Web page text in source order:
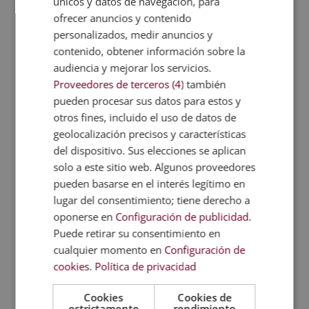
Del mismo modo, si la farmacia ofrece servicios de
óptica o trabaja en colaboración con un
establecimiento de óptica adyacente, contar con un
técnico auxiliar de óptica formado específicamente
marca una diferencia tangible en lacalidad del
asesoramiento y la fidelización del cliente
perfiles, el auxiliar de farmacia y el auxiliar de
óptica, son hoy figuras con alta demanda en el
sector y con posibilidades reales de desarrollo
profesional.
Formación especializada: el punto de partida
para todo el equipo
Tanto si eres el farmacéutico que quiere abrir su
propio establecimiento como si eres una persona
que quiere incorporarse al sector sanitario en un
rol técnico, la formación es el primer paso. Nuestro
programa en Técnico Auxiliar de Farmacia y Técnico
Auxiliar de Ópticaprepara a los estudiantes para
saber cómo desempeñar funciones reales: gestión
de medicamentos, atención al paciente, manejo de
ofrecer anuncios y contenido
personalizados, medir anuncios y
contenido, obtener información sobre la
audiencia y mejorar los servicios.
Proveedores de terceros (4) también
pueden procesar sus datos para estos y
otros fines, incluido el uso de datos de
geolocalización precisos y características
del dispositivo. Sus elecciones se aplican
solo a este sitio web. Algunos proveedores
pueden basarse en el interés legítimo en
lugar del consentimiento; tiene derecho a
oponerse en Configuración de publicidad.
Puede retirar su consentimiento en
cualquier momento en Configuración de
cookies. Política de privacidad
Cookies
Cookies de